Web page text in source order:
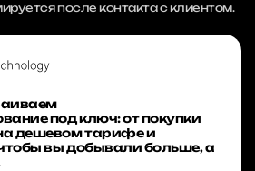
после контакта с клиентом.
под ключ: от покупки
дешевом тарифе и
вы добывали больше, а